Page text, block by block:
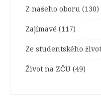
Z našeho oboru (130)
Zajímavé (117)
Ze studentského
Život na ZČU (49)